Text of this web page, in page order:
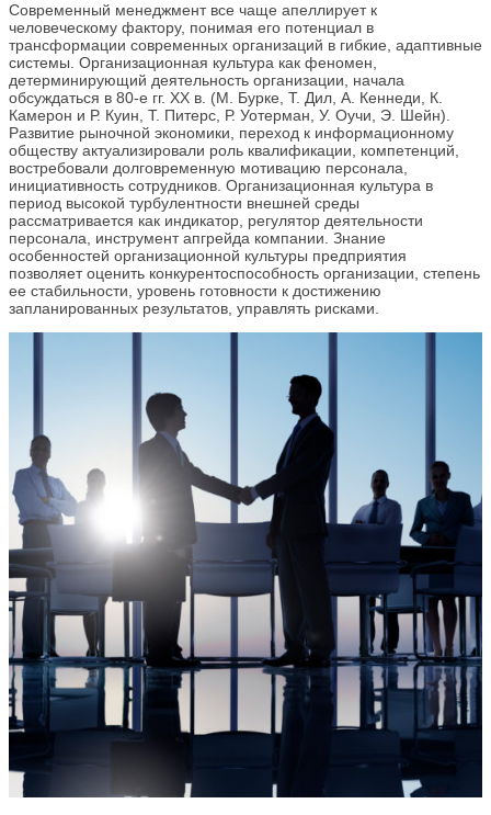
Современный менеджмент все чаще апеллирует к
человеческому фактору, понимая его потенциал в
трансформации современных организаций в гибкие, адаптивные
системы. Организационная культура как феномен,
детерминирующий деятельность организации, начала
обсуждаться в 80-е гг. XX в. (М. Бурке, Т. Дил, А. Кеннеди, К.
Камерон и Р. Куин, Т. Питерс, Р. Уотерман, У. Оучи, Э. Шейн).
Развитие рыночной экономики, переход к информационному
обществу актуализировали роль квалификации, компетенций,
востребовали долговременную мотивацию персонала,
инициативность сотрудников. Организационная культура в
период высокой турбулентности внешней среды
рассматривается как индикатор, регулятор деятельности
персонала, инструмент апгрейда компании. Знание
особенностей организационной культуры предприятия
позволяет оценить конкурентоспособность организации, степень
ее стабильности, уровень готовности к достижению
запланированных результатов, управлять рисками.